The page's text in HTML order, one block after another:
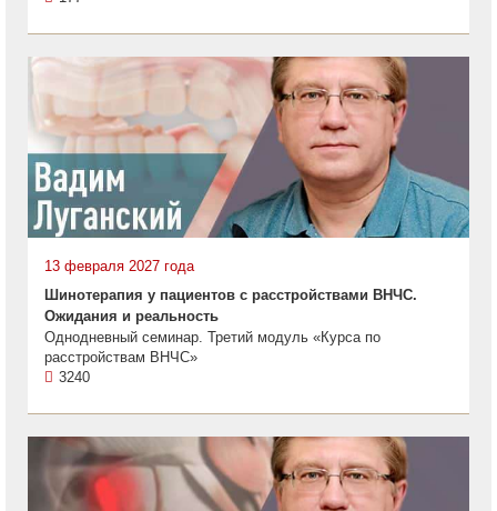
13 февраля 2027 года
Шинотерапия у пациентов с расстройствами ВНЧС.
Ожидания и реальность
Однодневный семинар. Третий модуль «Курса по
расстройствам ВНЧС»
3240